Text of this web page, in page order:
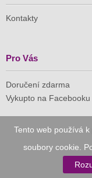
Tento web používá
soubory cookie.
Kontakty
Pro Vás
Doručení zdarma
Vykupto na Facebooku
Důvěryhodný nákup
Naše
komerci